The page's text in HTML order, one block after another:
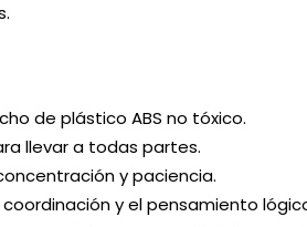
de plástico ABS no tóxico.
llevar a todas partes.
y paciencia.
y el pensamiento